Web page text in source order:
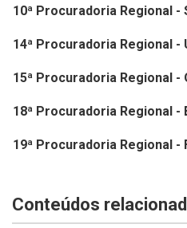
10ª Procuradoria Regional -
14ª Procuradoria Regional -
15ª Procuradoria Regional -
18ª Procuradoria Regional -
19ª Procuradoria Regional
Conteúdos